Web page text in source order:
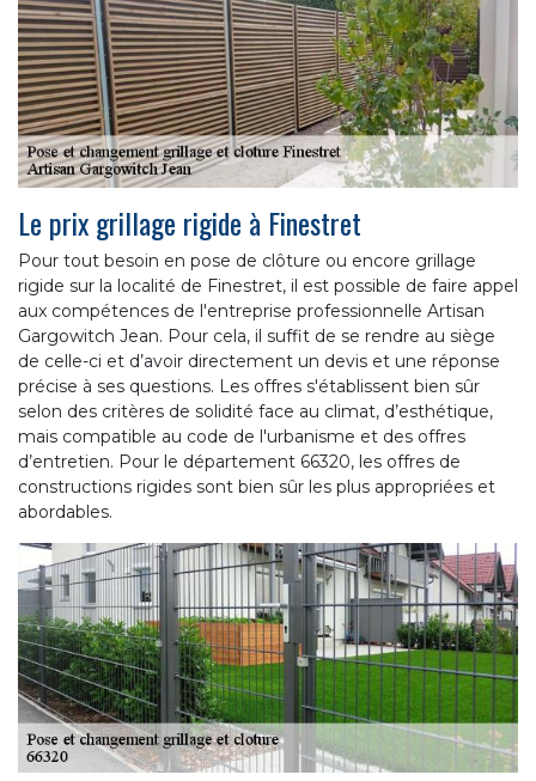
Le prix grillage rigide à Finestret
Pour tout besoin en pose de clôture ou encore grillage
rigide sur la localité de Finestret, il est possible de faire appel
aux compétences de l'entreprise professionnelle Artisan
Gargowitch Jean. Pour cela, il suffit de se rendre au siège
de celle-ci et d’avoir directement un devis et une réponse
précise à ses questions. Les offres s'établissent bien sûr
selon des critères de solidité face au climat, d’esthétique,
mais compatible au code de l'urbanisme et des offres
d’entretien. Pour le département 66320, les offres de
constructions rigides sont bien sûr les plus appropriées et
abordables.